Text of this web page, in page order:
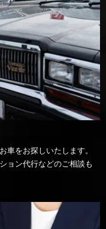
車をお探しいたします。
ョン代行などのご相談も